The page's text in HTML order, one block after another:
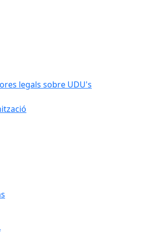
legals sobre UDU's